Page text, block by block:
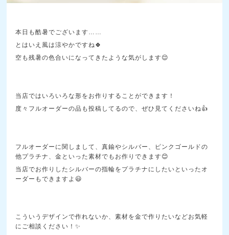
本日も酷暑でございます……
とはいえ風は涼やかですね🍀
空も残暑の色合いになってきたような気がします😌
当店ではいろいろな形をお作りすることができます！
度々フルオーダーの品も投稿してるので、ぜひ見てくださいね👍
フルオーダーに関しまして、真鍮やシルバー、ピンクゴールドの
他プラチナ、金といった素材でもお作りできます😊
当店でお作りしたシルバーの指輪をプラチナにしたいといったオ
ーダーもできますよ😃
こういうデザインで作れないか、素材を金で作りたいなどお気軽
にご相談ください！✨